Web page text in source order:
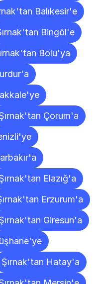
Balıkesir'e
Bingöl'e
Bolu'ya
Çorum'a
Elazığ'a
Erzurum'a
Giresun'a
Şırnak'tan Hatay'a